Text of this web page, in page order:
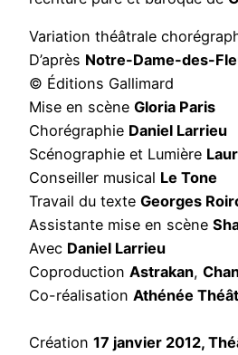
Variation théâtrale
D’après Notre-Dame-des-
© Éditions Gallimard
Mise en scène Gloria Paris
Chorégraphie Daniel Larrieu
Scénographie et Lumière
Conseiller musical Le Tone
Travail du texte Georges
Assistante mise en scène
Avec Daniel Larrieu
Coproduction Astrakan,
Co-réalisation Athénée
Création 17 janvier 2012,